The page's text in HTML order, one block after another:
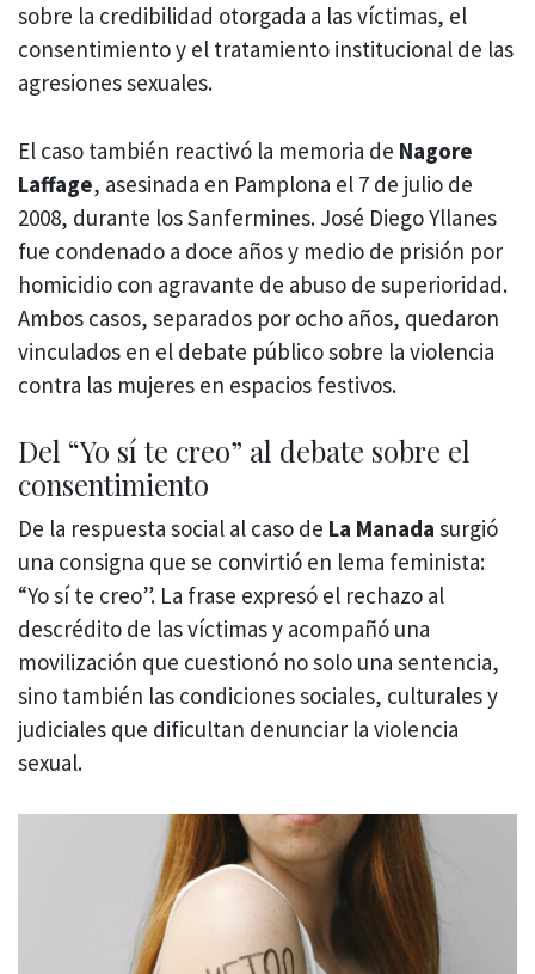
sobre la credibilidad otorgada a las víctimas, el
consentimiento y el tratamiento institucional de las
agresiones sexuales.
El caso también reactivó la memoria de Nagore
Laffage, asesinada en Pamplona el 7 de julio de
2008, durante los Sanfermines. José Diego Yllanes
fue condenado a doce años y medio de prisión por
homicidio con agravante de abuso de superioridad.
Ambos casos, separados por ocho años, quedaron
vinculados en el debate público sobre la violencia
contra las mujeres en espacios festivos.
Del “Yo sí te creo” al debate sobre el
consentimiento
De la respuesta social al caso de La Manada surgió
una consigna que se convirtió en lema feminista:
“Yo sí te creo”. La frase expresó el rechazo al
descrédito de las víctimas y acompañó una
movilización que cuestionó no solo una sentencia,
sino también las condiciones sociales, culturales y
judiciales que dificultan denunciar la violencia
sexual.